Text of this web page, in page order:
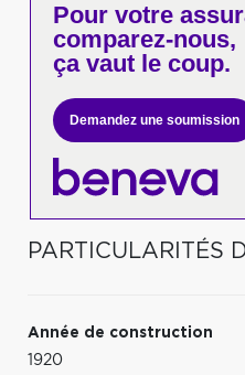
Pour votre
comparez-nous,
ça vaut le coup.
Demandez une soumission
PARTICULARITÉS
Année de construction
1920